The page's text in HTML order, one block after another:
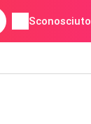
Sconosciuto